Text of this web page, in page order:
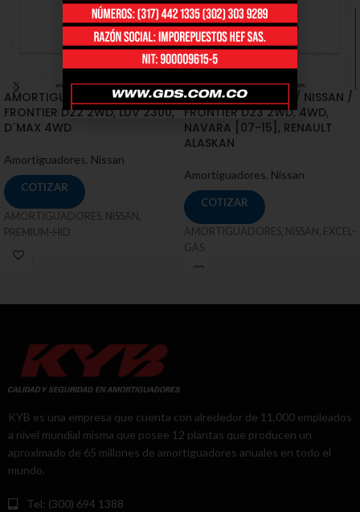
AMORTIGUADORES / NISSAN /
FRONTIER D22 2WD, LUV 2300,
D´MAX 4WD
Amortiguadores Nissan
COTIZAR
AMORTIGUADORES, NISSAN,
PREMIUM-HID
AMORTIGUADORES / NISSAN /
FRONTIER D23 2WD, 4WD,
NAVARA [07-15], RENAULT
ALASKAN
Amortiguadores Nissan
COTIZAR
AMORTIGUADORES, NISSAN, EXCEL-
GAS
KYB es una empresa que cuenta con alrededor de 11,000 empleados
a nivel mundial misma que posee 12 plantas que producen un
aproximado de 65 millones de amortiguadores anuales en todo el
mundo.
Tel: (300) 694 1388